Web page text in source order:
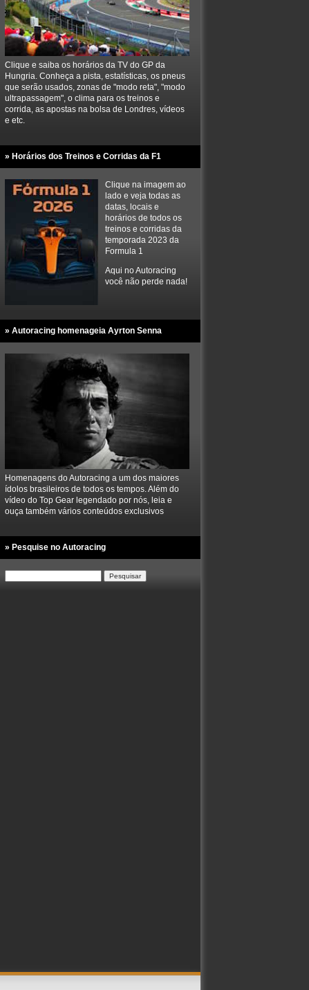
Clique e saiba os horários da TV do GP da
Hungria. Conheça a pista, estatísticas, os pneus
que serão usados, zonas de "modo reta", "modo
ultrapassagem", o clima para os treinos e
corrida, as apostas na bolsa de Londres, vídeos
e etc.
» Horários dos Treinos e Corridas da F1
Clique na imagem ao
lado e veja todas as
datas, locais e
horários de todos os
treinos e corridas da
temporada 2023 da
Formula 1
Aqui no Autoracing
você não perde nada!
» Autoracing homenageia Ayrton Senna
Homenagens do Autoracing a um dos maiores
ídolos brasileiros de todos os tempos. Além do
vídeo do Top Gear legendado por nós, leia e
ouça também vários conteúdos exclusivos
» Pesquise no Autoracing
por: